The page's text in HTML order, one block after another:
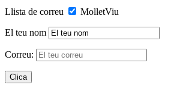
Llista de correu MolletViu
El teu nom
Correu: